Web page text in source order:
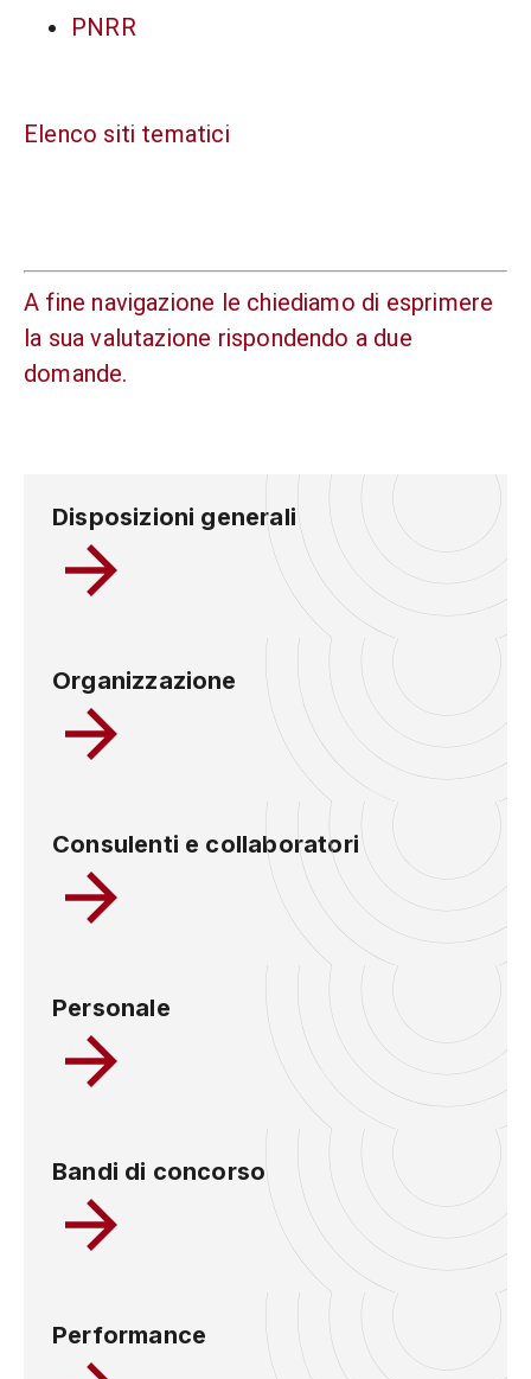
PNRR
Elenco siti tematici
A fine navigazione le chiediamo di esprimere
la sua valutazione rispondendo a due
domande.
Disposizioni generali
Organizzazione
Consulenti e collaboratori
Personale
Bandi di concorso
Performance